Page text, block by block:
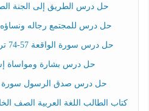
حل درس الطريق إلى الجنة
حل درس للمجتمع رجاله
حل درس سورة الواقعة 57-74 تربية اسلامية الصف التاسع
حل درس بشارة ومواساة
حل درس صدق الرسول سورة يس 1-12
كتاب الطالب اللغة العربية الصف الخامس